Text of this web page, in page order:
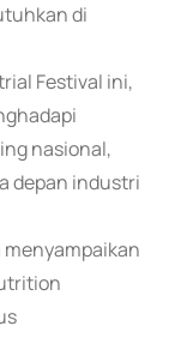
di
Festival ini,
nasional,
depan industri